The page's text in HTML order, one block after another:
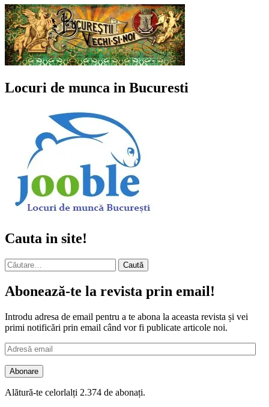
Locuri de munca in Bucuresti
Cauta in site!
Caută
după:
Abonează-te la revista prin email!
Introdu adresa de email pentru a te abona la aceasta revista și vei
primi notificări prin email când vor fi publicate articole noi.
Adresă
email
Abonare
Alătură-te celorlalți 2.374 de abonați.